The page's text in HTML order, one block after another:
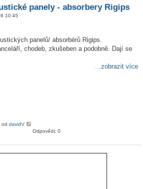
panely - absorbery Rigips
10:45
panelů/ absorbérů Rigips.
chodeb, zkušeben a podobně. Dají se
...zobrazit více
od davidV
Odpovědi: 0